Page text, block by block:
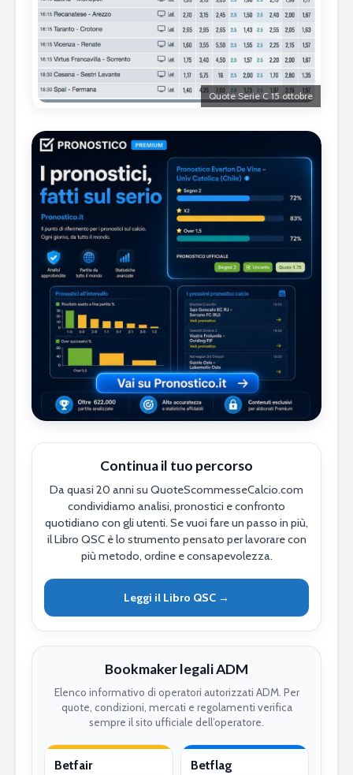
Quote Serie C 15 ottobre
Continua il tuo percorso
Da quasi 20 anni su QuoteScommesseCalcio.com
condividiamo analisi, pronostici e confronto
quotidiano con gli utenti. Se vuoi fare un passo in più,
il Libro QSC è lo strumento pensato per lavorare con
più metodo, ordine e consapevolezza.
Leggi il Libro QSC →
Bookmaker legali ADM
Elenco informativo di operatori autorizzati ADM. Per
quote, condizioni, mercati e regolamenti verifica
sempre il sito ufficiale dell’operatore.
Betfair Betflag